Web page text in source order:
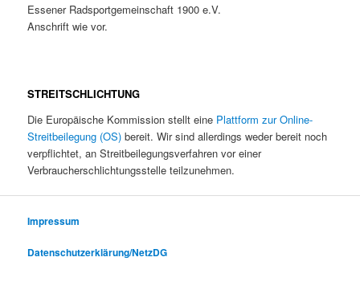
Essener Radsportgemeinschaft 1900 e.V.
Anschrift wie vor.
STREITSCHLICHTUNG
Die Europäische Kommission stellt eine Plattform zur Online-
Streitbeilegung (OS) bereit. Wir sind allerdings weder bereit noch
verpflichtet, an Streitbeilegungsverfahren vor einer
Verbraucherschlichtungsstelle teilzunehmen.
Impressum
Datenschutzerklärung/NetzDG